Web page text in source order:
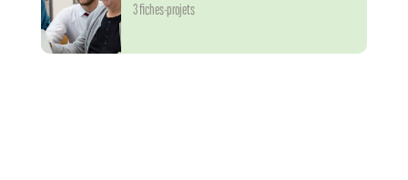
3 fiches-projets